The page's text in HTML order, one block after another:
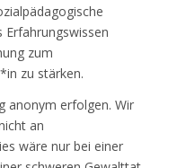
Erfahrungswissen
zum
zu stärken.
anonym erfolgen. Wir
an
wäre nur bei einer